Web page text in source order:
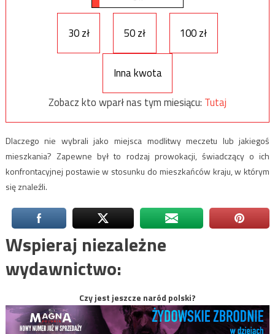
30 zł 50 zł 100 zł
Inna kwota
Zobacz kto wparł nas tym miesiącu: Tutaj
Dlaczego nie wybrali jako miejsca modlitwy meczetu lub jakiegoś
mieszkania? Zapewne był to rodzaj prowokacji, świadczący o ich
konfrontacyjnej postawie w stosunku do mieszkańców kraju, w którym
się znaleźli.
Wspieraj niezależne
wydawnictwo:
Czy jest jeszcze naród polski?